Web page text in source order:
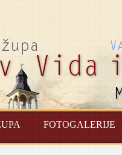
FOTOGALERIJE